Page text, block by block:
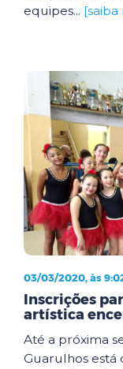
equipes... [saiba
03/03/2020, às
Inscrições
artística
Até a próxima
Guarulhos está